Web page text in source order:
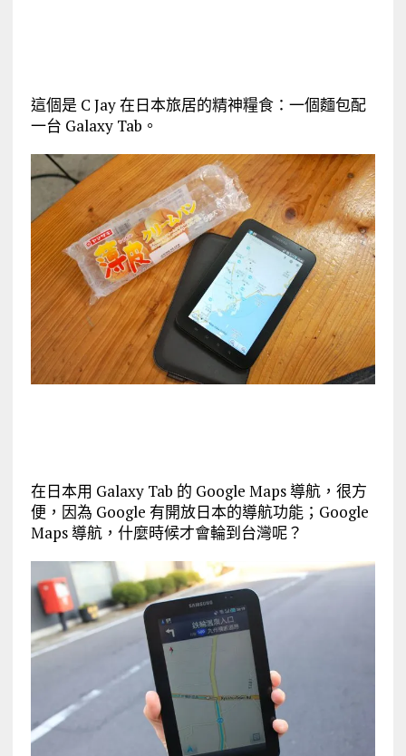
這個是 C Jay 在日本旅居的精神糧食：一個麵包配
一台 Galaxy Tab。
在日本用 Galaxy Tab 的 Google Maps 導航，很方
便，因為 Google 有開放日本的導航功能；Google
Maps 導航，什麼時候才會輪到台灣呢？